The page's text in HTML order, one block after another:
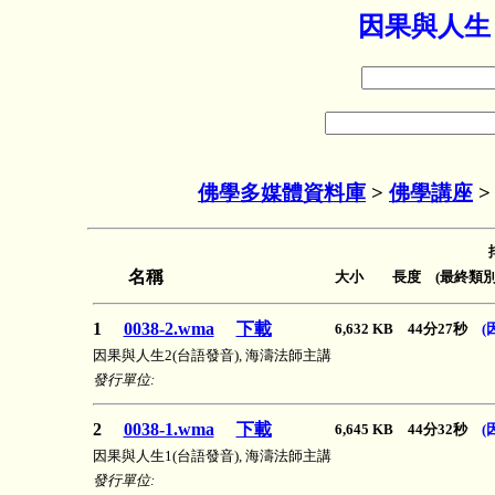
因果與人
佛學多媒體資料庫 > 佛學講座 >
名稱 大小 長度 (最終類
1 0038-2.wma 下載 6,632 KB 44分27秒 (
因果與人生2(台語發音), 海濤法師主講
發行單位:
2 0038-1.wma 下載 6,645 KB 44分32秒 (
因果與人生1(台語發音), 海濤法師主講
發行單位: